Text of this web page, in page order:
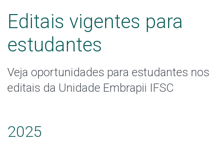
Editais vigentes para
estudantes
Veja oportunidades para estudantes nos
editais da Unidade Embrapii IFSC
2025